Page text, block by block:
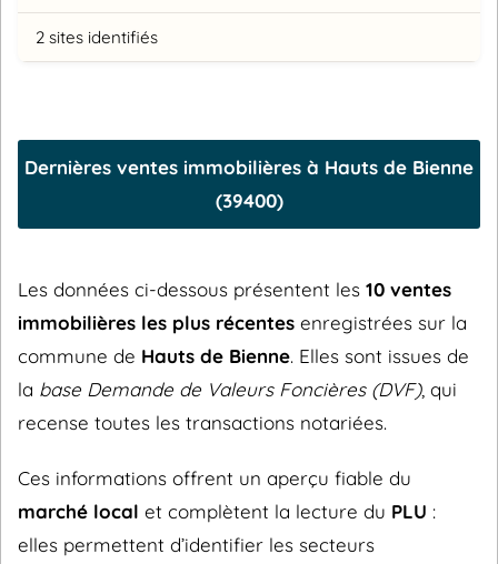
2 sites identifiés
Dernières ventes immobilières à Hauts de Bienne
(39400)
Les données ci-dessous présentent les 10 ventes
immobilières les plus récentes enregistrées sur la
commune de Hauts de Bienne. Elles sont issues de
la base Demande de Valeurs Foncières (DVF), qui
recense toutes les transactions notariées.
Ces informations offrent un aperçu fiable du
marché local et complètent la lecture du PLU :
elles permettent d’identifier les secteurs